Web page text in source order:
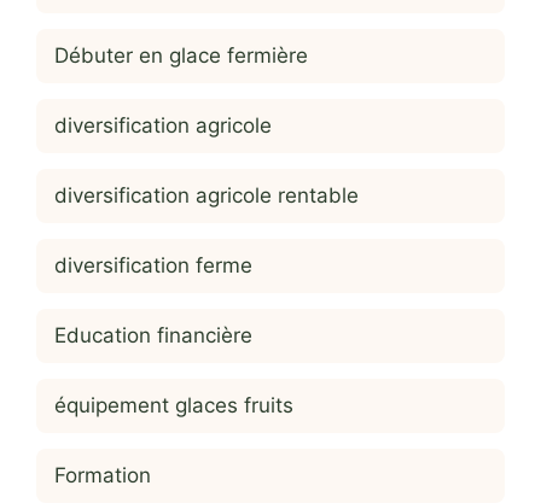
Débuter en glace fermière
diversification agricole
diversification agricole rentable
diversification ferme
Education financière
équipement glaces fruits
Formation